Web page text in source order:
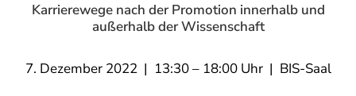
Karrierewege nach der Promotion innerhalb und
außerhalb der Wissenschaft
7. Dezember 2022 | 13:30 – 18:00 Uhr | BIS-Saal